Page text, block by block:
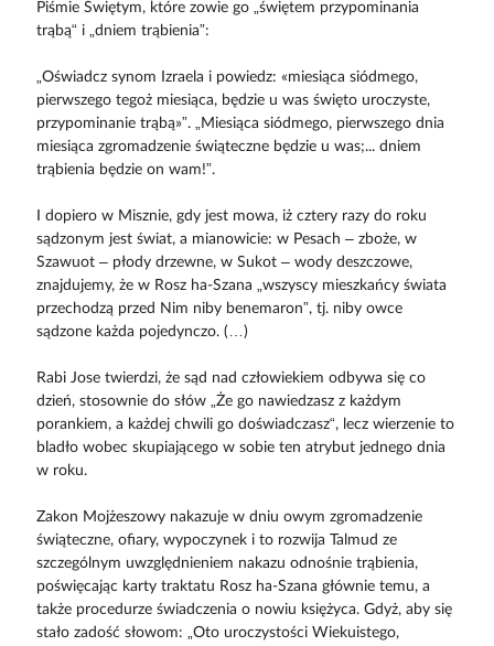
Piśmie Świętym, które zowie go „świętem przypominania
trąbą“ i „dniem trąbienia”:
„Oświadcz synom Izraela i powiedz: «miesiąca siódmego,
pierwszego tegoż miesiąca, będzie u was święto uroczyste,
przypominanie trąbą»”. „Miesiąca siódmego, pierwszego dnia
miesiąca zgromadzenie świąteczne będzie u was;... dniem
trąbienia będzie on wam!”.
I dopiero w Misznie, gdy jest mowa, iż cztery razy do roku
sądzonym jest świat, a mianowicie: w Pesach – zboże, w
Szawuot – płody drzewne, w Sukot – wody deszczowe,
znajdujemy, że w Rosz ha-Szana „wszyscy mieszkańcy świata
przechodzą przed Nim niby benemaron”, tj. niby owce
sądzone każda pojedynczo. (…)
Rabi Jose twierdzi, że sąd nad człowiekiem odbywa się co
dzień, stosownie do słów „Że go nawiedzasz z każdym
porankiem, a każdej chwili go doświadczasz“, lecz wierzenie to
bladło wobec skupiającego w sobie ten atrybut jednego dnia
w roku.
Zakon Mojżeszowy nakazuje w dniu owym zgromadzenie
świąteczne, ofiary, wypoczynek i to rozwija Talmud ze
szczególnym uwzględnieniem nakazu odnośnie trąbienia,
poświęcając karty traktatu Rosz ha-Szana głównie temu, a
także procedurze świadczenia o nowiu księżyca. Gdyż, aby się
stało zadość słowom: „Oto uroczystości Wiekuistego,